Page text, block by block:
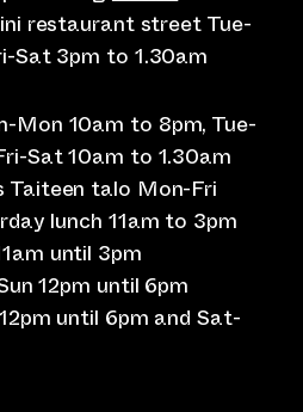
restaurant street Tue-
Sat 3pm to 1.30am
Mon 10am to 8pm, Tue-
Sat 10am to 1.30am
Taiteen talo Mon-Fri
lunch 11am to 3pm
until 3pm
12pm until 6pm
until 6pm and Sat-